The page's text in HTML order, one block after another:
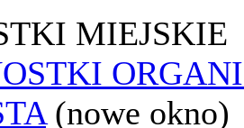
MIEJSKIE
(nowe okno)